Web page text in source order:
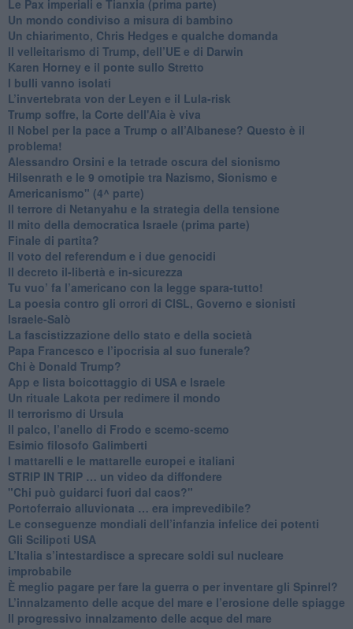
Le Pax imperiali e Tianxia (prima parte)
Un mondo condiviso a misura di bambino
​Un chiarimento, Chris Hedges e qualche domanda
Il velleitarismo di Trump, dell’UE e di Darwin
​Karen Horney e il ponte sullo Stretto
​I bulli vanno isolati
L’invertebrata von der Leyen e il Lula-risk
Trump soffre, la Corte dell'Aia è viva
​Il Nobel per la pace a Trump o all’Albanese? Questo è il
problema!
​Alessandro Orsini e la tetrade oscura del sionismo
​Hilsenrath e le 9 omotipie tra Nazismo, Sionismo e
Americanismo" (4^ parte)
​Il terrore di Netanyahu e la strategia della tensione
Il mito della democratica Israele (prima parte)
​Finale di partita?
​Il voto del referendum e i due genocidi
Il decreto il-libertà e in-sicurezza
Tu vuo’ fa l’americano con la legge spara-tutto!
La poesia contro gli orrori di CISL, Governo e sionisti
Israele-Salò
​La fascistizzazione dello stato e della società
Papa Francesco e l’ipocrisia al suo funerale?
​Chi è Donald Trump?
App e lista boicottaggio di USA e Israele
​Un rituale Lakota per redimere il mondo
Il terrorismo di Ursula
​Il palco, l’anello di Frodo e scemo-scemo
Esimio filosofo Galimberti
​I mattarelli e le mattarelle europei e italiani
​STRIP IN TRIP … un video da diffondere
"Chi può guidarci fuori dal caos?"
​Portoferraio alluvionata … era imprevedibile?
Le conseguenze mondiali dell’infanzia infelice dei potenti
​Gli Scilipoti USA
L’Italia s’intestardisce a sprecare soldi sul nucleare
improbabile
È meglio pagare per fare la guerra o per inventare gli Spinrel?
​L’innalzamento delle acque del mare e l’erosione delle spiagge
​Il progressivo innalzamento delle acque del mare